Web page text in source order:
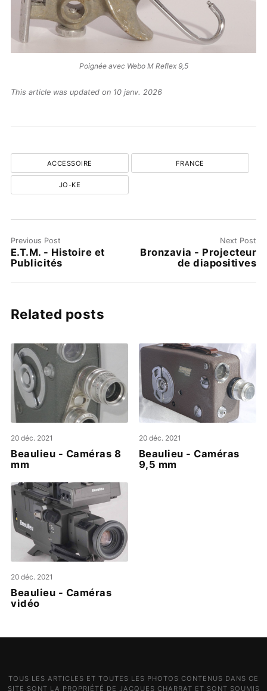
Poignée avec Webo M Reflex 9,5
This article was updated on 10 janv. 2026
ACCESSOIRE FRANCE
JO-KE
Previous Post
E.T.M. - Histoire et
Publicités
Next Post
Bronzavia - Projecteur
de diapositives
Related posts
20 déc. 2021
Beaulieu - Caméras 8
mm
20 déc. 2021
Beaulieu - Caméras
9,5 mm
20 déc. 2021
Beaulieu - Caméras
vidéo
TOUS LES ARTICLES ET TOUTES LES PHOTOS CONTENUS DANS CE
SITE SONT LA PROPRIÉTÉ DE JACQUES CHARRAT ET SONT SOUMIS